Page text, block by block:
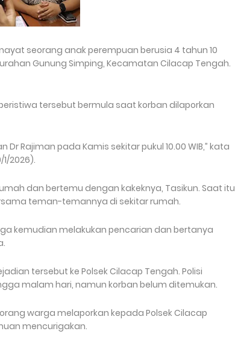
seorang anak perempuan berusia 4 tahun 10
Gunung Simping, Kecamatan Cilacap Tengah.
tersebut bermula saat korban dilaporkan
Rajiman pada Kamis sekitar pukul 10.00 WIB,” kata
2026).
dan bertemu dengan kakeknya, Tasikun. Saat itu
teman-temannya di sekitar rumah.
kemudian melakukan pencarian dan bertanya
tersebut ke Polsek Cilacap Tengah. Polisi
malam hari, namun korban belum ditemukan.
warga melaporkan kepada Polsek Cilacap
mencurigakan.